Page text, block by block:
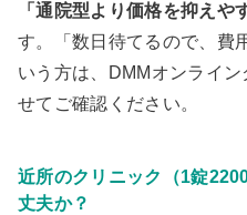
「通院型より価格を抑えや
す。「数日待てるので、費
いう方は、DMMオンライ
せてご確認ください。
近所のクリニック（1錠
丈夫か？